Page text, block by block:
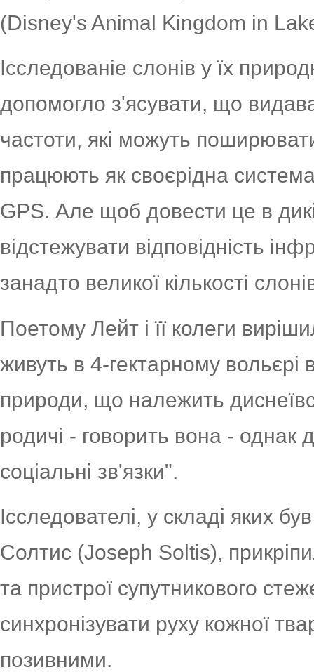
(Disney's Animal Kingdom in
Ісследованіе слонів у їх
допомогло з'ясувати, що
частоти, які можуть
працюють як своєрідна
GPS. Але щоб довести це в
відстежувати відповідність
занадто великої кількості
Поетому Лейт і її колеги
живуть в 4-гектарному вольєрі
природи, що належить
родичі - говорить вона - однак
соціальні зв'язки".
Ісследователі, у складі яких
Солтис (Joseph Soltis),
та пристрої супутникового
синхронізувати руху кожної
позивними.